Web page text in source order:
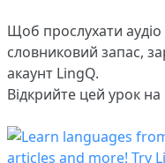
Щоб прослухати аудіо
словниковий запас,
акаунт LingQ.
Відкрийте цей урок